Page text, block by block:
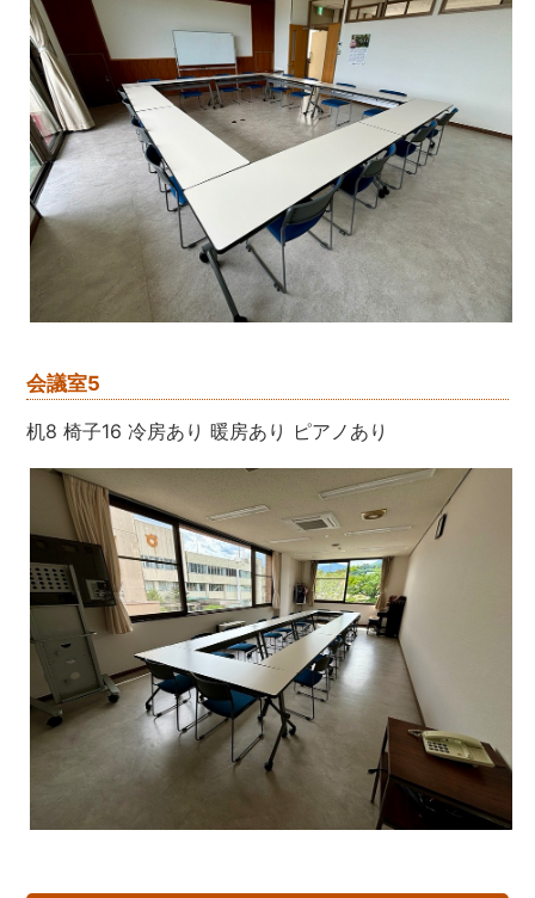
会議室5
机8 椅子16 冷房あり 暖房あり ピアノあり